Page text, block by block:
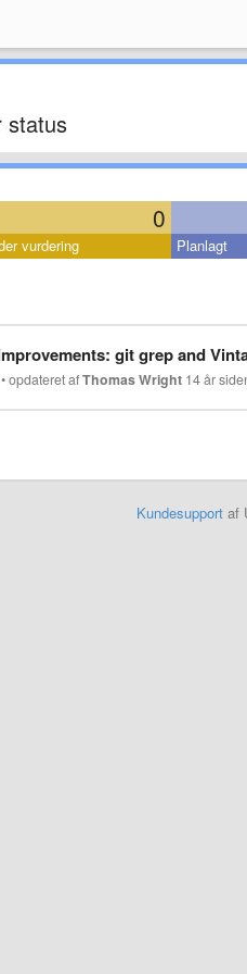
status
0
vurdering Planlagt
git grep and
•opdateret afThomas Wright 14 år
Kundesupportaf